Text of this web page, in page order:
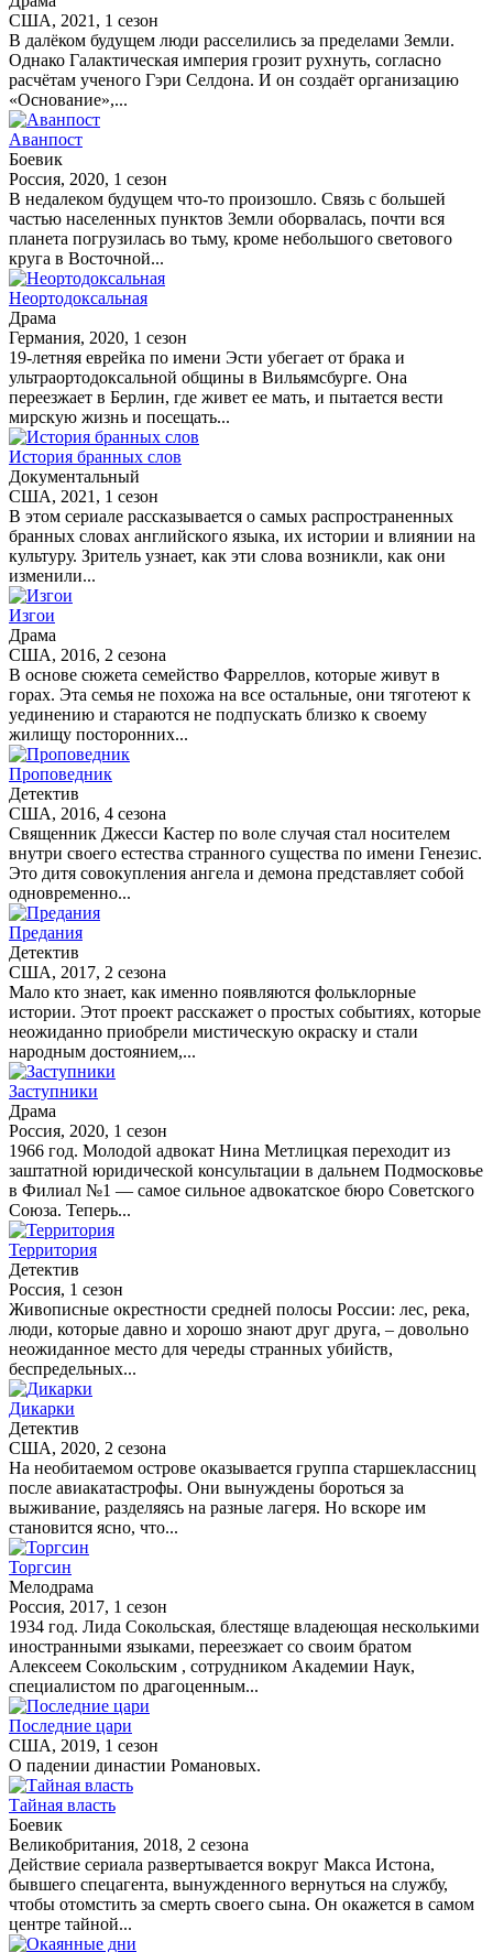
США, 2021, 1 сезон
В далёком будущем люди расселились за пределами Земли.
Однако Галактическая империя грозит рухнуть, согласно
расчётам ученого Гэри Селдона. И он создаёт организацию
«Основание»,...
Аванпост
Боевик
Россия, 2020, 1 сезон
В недалеком будущем что-то произошло. Связь с большей
частью населенных пунктов Земли оборвалась, почти вся
планета погрузилась во тьму, кроме небольшого светового
круга в Восточной...
Неортодоксальная
Драма
Германия, 2020, 1 сезон
19-летняя еврейка по имени Эсти убегает от брака и
ультраортодоксальной общины в Вильямсбурге. Она
переезжает в Берлин, где живет ее мать, и пытается вести
мирскую жизнь и посещать...
История бранных слов
Документальный
США, 2021, 1 сезон
В этом сериале рассказывается о самых распространенных
бранных словах английского языка, их истории и влиянии на
культуру. Зритель узнает, как эти слова возникли, как они
изменили...
Изгои
Драма
США, 2016, 2 сезона
В основе сюжета семейство Фарреллов, которые живут в
горах. Эта семья не похожа на все остальные, они тяготеют к
уединению и стараются не подпускать близко к своему
жилищу посторонних...
Проповедник
Детектив
США, 2016, 4 сезона
Священник Джесси Кастер по воле случая стал носителем
внутри своего естества странного существа по имени Генезис.
Это дитя совокупления ангела и демона представляет собой
одновременно...
Предания
Детектив
США, 2017, 2 сезона
Мало кто знает, как именно появляются фольклорные
истории. Этот проект расскажет о простых событиях, которые
неожиданно приобрели мистическую окраску и стали
народным достоянием,...
Заступники
Драма
Россия, 2020, 1 сезон
1966 год. Молодой адвокат Нина Метлицкая переходит из
заштатной юридической консультации в дальнем Подмосковье
в Филиал №1 — самое сильное адвокатское бюро Советского
Союза. Теперь...
Территория
Детектив
Россия, 1 сезон
Живописные окрестности средней полосы России: лес, река,
люди, которые давно и хорошо знают друг друга, – довольно
неожиданное место для череды странных убийств,
беспредельных...
Дикарки
Детектив
США, 2020, 2 сезона
На необитаемом острове оказывается группа старшеклассниц
после авиакатастрофы. Они вынуждены бороться за
выживание, разделяясь на разные лагеря. Но вскоре им
становится ясно, что...
Торгсин
Мелодрама
Россия, 2017, 1 сезон
1934 год. Лида Сокольская, блестяще владеющая несколькими
иностранными языками, переезжает со своим братом
Алексеем Сокольским , сотрудником Академии Наук,
специалистом по драгоценным...
Последние цари
США, 2019, 1 сезон
О падении династии Романовых.
Тайная власть
Боевик
Великобритания, 2018, 2 сезона
Действие сериала развертывается вокруг Макса Истона,
бывшего спецагента, вынужденного вернуться на службу,
чтобы отомстить за смерть своего сына. Он окажется в самом
центре тайной...